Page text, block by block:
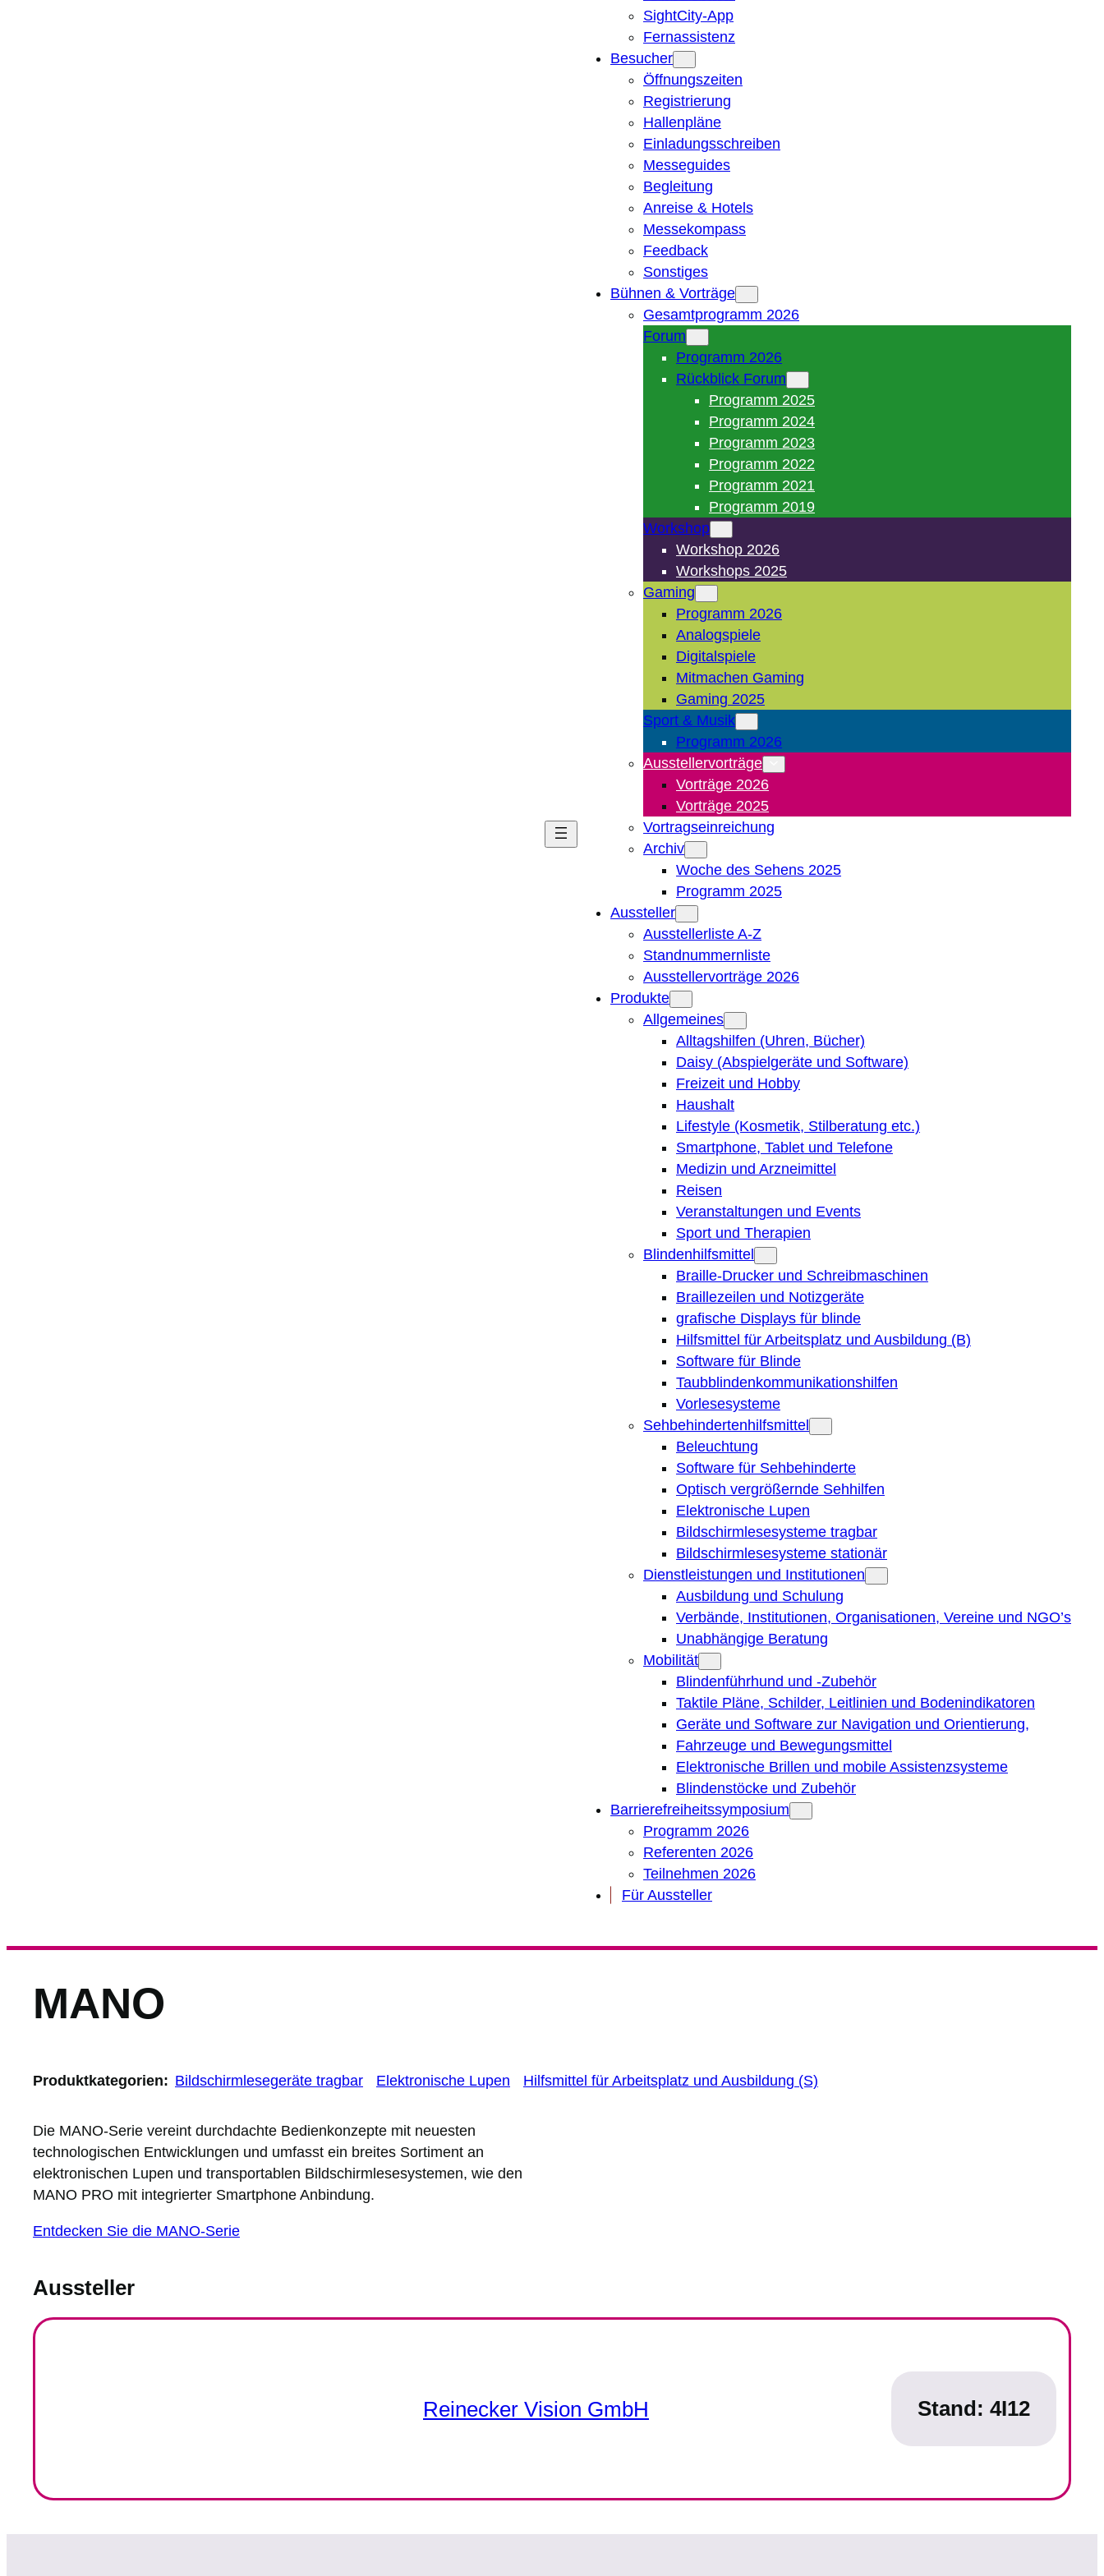
SightCity-App
Fernassistenz
Besucher
Öffnungszeiten
Registrierung
Hallenpläne
Einladungsschreiben
Messeguides
Begleitung
Anreise & Hotels
Messekompass
Feedback
Sonstiges
Bühnen & Vorträge
Gesamtprogramm 2026
Forum
Programm 2026
Rückblick Forum
Programm 2025
Programm 2024
Programm 2023
Programm 2022
Programm 2021
Programm 2019
Workshop
Workshop 2026
Workshops 2025
Gaming
Programm 2026
Analogspiele
Digitalspiele
Mitmachen Gaming
Gaming 2025
Sport & Musik
Programm 2026
Ausstellervorträge
Vorträge 2026
Vorträge 2025
Vortragseinreichung
Archiv
Woche des Sehens 2025
Programm 2025
Aussteller
Ausstellerliste A-Z
Standnummernliste
Ausstellervorträge 2026
Produkte
Allgemeines
Alltagshilfen (Uhren, Bücher)
Daisy (Abspielgeräte und Software)
Freizeit und Hobby
Haushalt
Lifestyle (Kosmetik, Stilberatung etc.)
Smartphone, Tablet und Telefone
Medizin und Arzneimittel
Reisen
Veranstaltungen und Events
Sport und Therapien
Blindenhilfsmittel
Braille-Drucker und Schreibmaschinen
Braillezeilen und Notizgeräte
grafische Displays für blinde
Hilfsmittel für Arbeitsplatz und Ausbildung (B)
Software für Blinde
Taubblindenkommunikationshilfen
Vorlesesysteme
Sehbehindertenhilfsmittel
Beleuchtung
Software für Sehbehinderte
Optisch vergrößernde Sehhilfen
Elektronische Lupen
Bildschirmlesesysteme tragbar
Bildschirmlesesysteme stationär
Dienstleistungen und Institutionen
Ausbildung und Schulung
Verbände, Institutionen, Organisationen, Vereine und NGO’s
Unabhängige Beratung
Mobilität
Blindenführhund und -Zubehör
Taktile Pläne, Schilder, Leitlinien und Bodenindikatoren
Geräte und Software zur Navigation und Orientierung,
Fahrzeuge und Bewegungsmittel
Elektronische Brillen und mobile Assistenzsysteme
Blindenstöcke und Zubehör
Barrierefreiheitssymposium
Programm 2026
Referenten 2026
Teilnehmen 2026
Für Aussteller
MANO
Produktkategorien: Bildschirmlesegeräte tragbar Elektronische Lupen Hilfsmittel für Arbeitsplatz und Ausbildung (S)
Die MANO-Serie vereint durchdachte Bedienkonzepte mit neuesten
technologischen Entwicklungen und umfasst ein breites Sortiment an
elektronischen Lupen und transportablen Bildschirmlesesystemen, wie den
MANO PRO mit integrierter Smartphone Anbindung.
Entdecken Sie die MANO-Serie
Aussteller
Reinecker Vision GmbH Stand: 4I12